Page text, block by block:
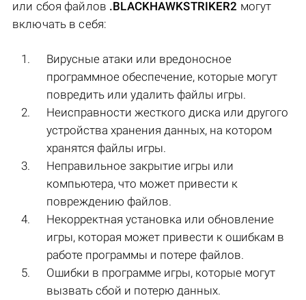
или сбоя файлов .BLACKHAWKSTRIKER2 могут
включать в себя:
Вирусные атаки или вредоносное
программное обеспечение, которые могут
повредить или удалить файлы игры.
Неисправности жесткого диска или другого
устройства хранения данных, на котором
хранятся файлы игры.
Неправильное закрытие игры или
компьютера, что может привести к
повреждению файлов.
Некорректная установка или обновление
игры, которая может привести к ошибкам в
работе программы и потере файлов.
Ошибки в программе игры, которые могут
вызвать сбой и потерю данных.